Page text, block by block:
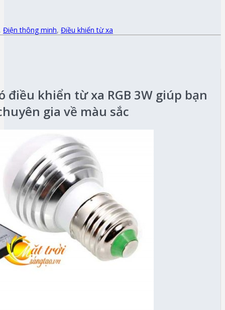
Điện thông minh, Điều khiển từ xa
điều khiển từ xa RGB 3W giúp bạn
gia về màu sắc